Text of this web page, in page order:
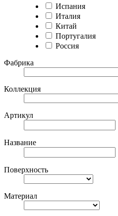
Испания
Италия
Китай
Португалия
Россия
Фабрика
Коллекция
Артикул
Название
Поверхность
Материал